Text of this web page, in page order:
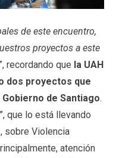
de este encuentro,
proyectos a este
”, recordando que la UAH
dos proyectos que
de Santiago.
”, que lo está llevando
sobre Violencia
atención